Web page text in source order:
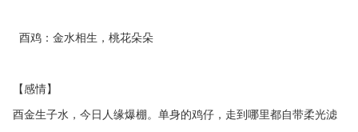
酉鸡：金水相生，桃花朵朵
【感情】
酉金生子水，今日人缘爆棚。单身的鸡仔，走到哪里都自带柔光滤